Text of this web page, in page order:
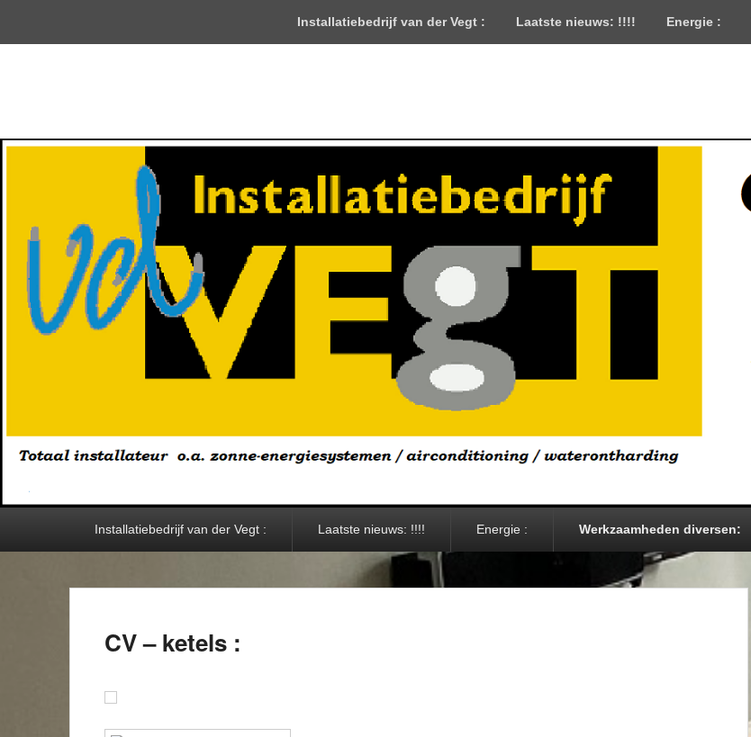
Installatiebedrijf van der Vegt : Laatste nieuws: !!!! Energie :
Installatiebedrijf van der Vegt : Laatste nieuws: !!!! Energie : Werkzaamheden diversen:
CV – ketels :